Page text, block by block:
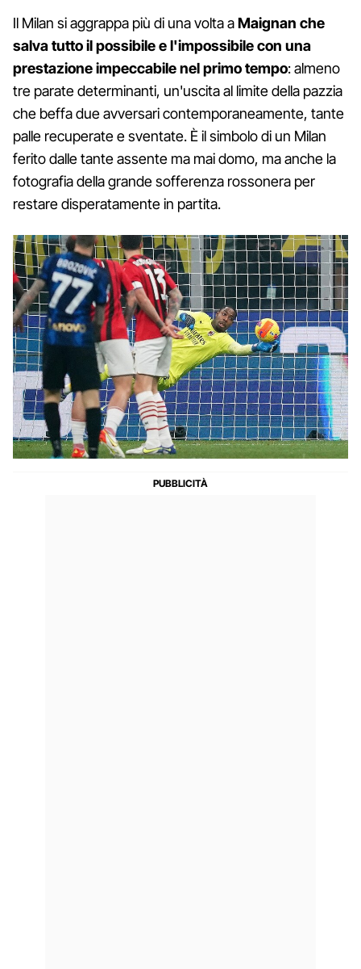
Il Milan si aggrappa più di una volta aMaignan che
salva tutto il possibile e l'impossibile con una
prestazione impeccabile nel primo tempo: almeno
tre parate determinanti, un'uscita al limite della pazzia
che beffa due avversari contemporaneamente, tante
palle recuperate e sventate. È il simbolo di un Milan
ferito dalle tante assente ma mai domo, ma anche la
fotografia della grande sofferenza rossonera per
restare disperatamente in partita.